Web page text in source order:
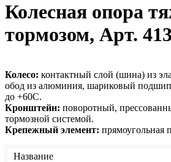
Колесная опора
тормозом, Арт.
Колесо: контактный слой (шина) из
обод из алюминия, шариковый
до +60С.
Кронштейн: поворотный,
тормозной системой.
Крепежный элемент: прямоугольная
Название